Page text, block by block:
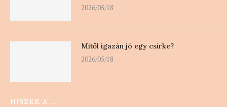
2026/05/18
Mitől igazán jó egy csirke?
2026/05/18
HISZEK A …